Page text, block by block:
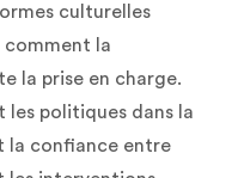
culturelles
comment la
la prise en charge.
les politiques dans la
la confiance entre